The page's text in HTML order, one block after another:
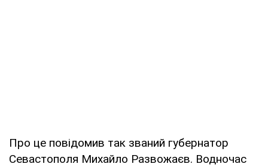
Про це повідомив так званий губернатор
Севастополя Михайло Развожаєв. Водночас